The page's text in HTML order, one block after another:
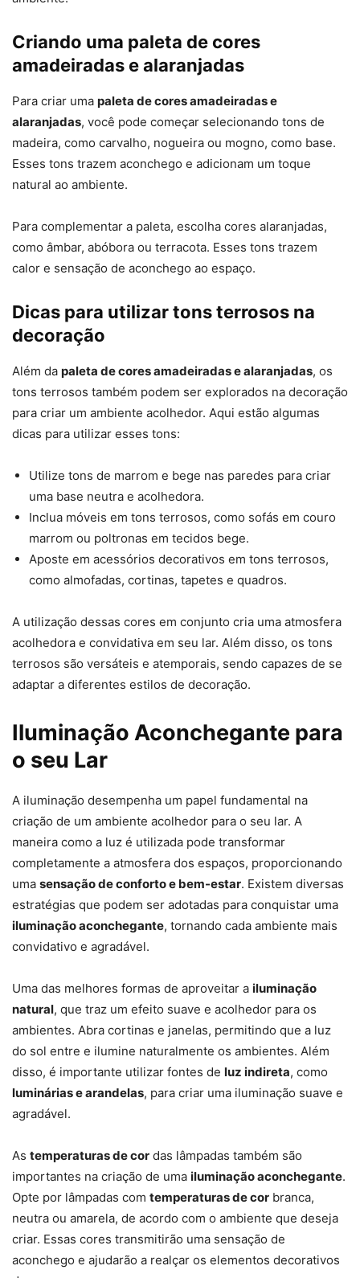
Criando uma paleta de cores
amadeiradas e alaranjadas
Para criar uma paleta de cores amadeiradas e
alaranjadas, você pode começar selecionando tons de
madeira, como carvalho, nogueira ou mogno, como base.
Esses tons trazem aconchego e adicionam um toque
natural ao ambiente.
Para complementar a paleta, escolha cores alaranjadas,
como âmbar, abóbora ou terracota. Esses tons trazem
calor e sensação de aconchego ao espaço.
Dicas para utilizar tons terrosos na
decoração
Além da paleta de cores amadeiradas e alaranjadas, os
tons terrosos também podem ser explorados na decoração
para criar um ambiente acolhedor. Aqui estão algumas
dicas para utilizar esses tons:
Utilize tons de marrom e bege nas paredes para criar
uma base neutra e acolhedora.
Inclua móveis em tons terrosos, como sofás em couro
marrom ou poltronas em tecidos bege.
Aposte em acessórios decorativos em tons terrosos,
como almofadas, cortinas, tapetes e quadros.
A utilização dessas cores em conjunto cria uma atmosfera
acolhedora e convidativa em seu lar. Além disso, os tons
terrosos são versáteis e atemporais, sendo capazes de se
adaptar a diferentes estilos de decoração.
Iluminação Aconchegante para
o seu Lar
A iluminação desempenha um papel fundamental na
criação de um ambiente acolhedor para o seu lar. A
maneira como a luz é utilizada pode transformar
completamente a atmosfera dos espaços, proporcionando
uma sensação de conforto e bem-estar. Existem diversas
estratégias que podem ser adotadas para conquistar uma
iluminação aconchegante, tornando cada ambiente mais
convidativo e agradável.
Uma das melhores formas de aproveitar a iluminação
natural, que traz um efeito suave e acolhedor para os
ambientes. Abra cortinas e janelas, permitindo que a luz
do sol entre e ilumine naturalmente os ambientes. Além
disso, é importante utilizar fontes de luz indireta, como
luminárias e arandelas, para criar uma iluminação suave e
agradável.
As temperaturas de cor das lâmpadas também são
importantes na criação de uma iluminação aconchegante.
Opte por lâmpadas com temperaturas de cor branca,
neutra ou amarela, de acordo com o ambiente que deseja
criar. Essas cores transmitirão uma sensação de
aconchego e ajudarão a realçar os elementos decorativos